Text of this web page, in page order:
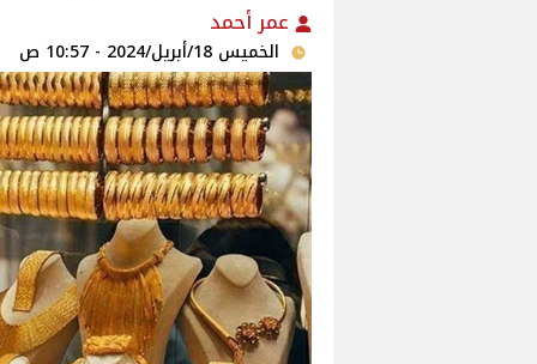
عمر أحمد
الخميس 18/أبريل/2024 - 10:57 ص